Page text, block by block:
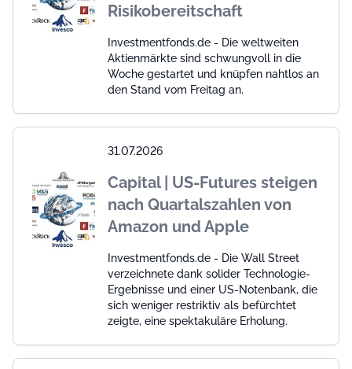
Risikobereitschaft
Investmentfonds.de - Die weltweiten
Aktienmärkte sind schwungvoll in die
Woche gestartet und knüpfen nahtlos an
den Stand vom Freitag an.
31.07.2026
Capital | US-Futures steigen
nach Quartalszahlen von
Amazon und Apple
Investmentfonds.de - Die Wall Street
verzeichnete dank solider Technologie-
Ergebnisse und einer US-Notenbank, die
sich weniger restriktiv als befürchtet
zeigte, eine spektakuläre Erholung.